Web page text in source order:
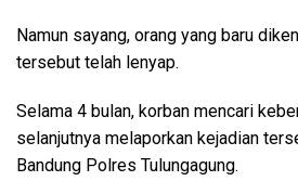
Namun sayang, orang yang baru
tersebut telah lenyap.
Selama 4 bulan, korban mencari
selanjutnya melaporkan kejadian
Bandung Polres Tulungagung.